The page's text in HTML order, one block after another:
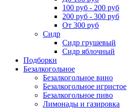
100 руб - 200 руб
200 руб - 300 руб
От 300 руб
Сидр
Сидр грушевый
Сидр яблочный
Подборки
Безалкогольное
Безалкогольное вино
Безалкогольное игристое
Безалкогольное пиво
Лимонады и газировка